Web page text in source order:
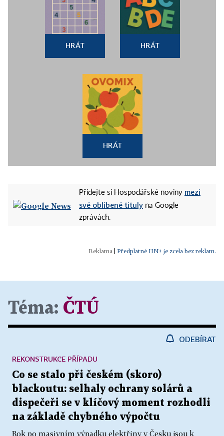
HRÁT HRÁT
HRÁT
Přidejte si Hospodářské noviny mezi
své oblíbené tituly na Google
zprávách.
Předplatné HN+ je zcela bez reklam.
Téma: ČTÚ
ODEBÍRAT
Co se stalo při českém (skoro)
blackoutu: selhaly ochrany solárů a
dispečeři se v klíčový moment rozhodli
na základě chybného výpočtu
Rok po masivním výpadku elektřiny v Česku jsou k
REKONSTRUKCE PŘÍPADU